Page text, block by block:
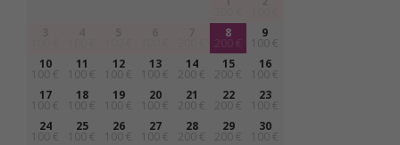
8 9
100 €
10
100 €
11
100 €
12
100 €
13
100 €
14
200 €
15
200 €
16
100 €
17
100 €
18
100 €
19
100 €
20
100 €
21
200 €
22
200 €
23
100 €
24
100 €
25
100 €
26
100 €
27
100 €
28
200 €
29
200 €
30
100 €